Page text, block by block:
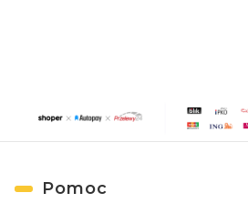
Linki w stopce
Pomoc